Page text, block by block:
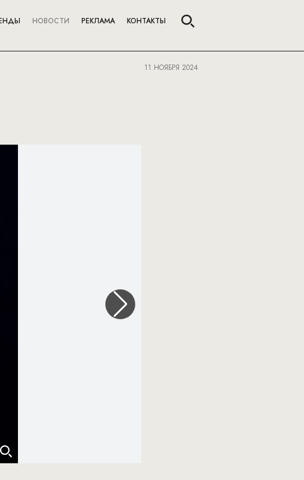
НОВОСТИ РЕКЛАМА КОНТАКТЫ
11 НОЯБРЯ 2024